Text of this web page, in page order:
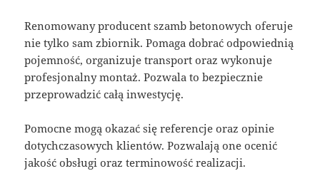
Renomowany producent szamb betonowych oferuje
nie tylko sam zbiornik. Pomaga dobrać odpowiednią
pojemność, organizuje transport oraz wykonuje
profesjonalny montaż. Pozwala to bezpiecznie
przeprowadzić całą inwestycję.
Pomocne mogą okazać się referencje oraz opinie
dotychczasowych klientów. Pozwalają one ocenić
jakość obsługi oraz terminowość realizacji.